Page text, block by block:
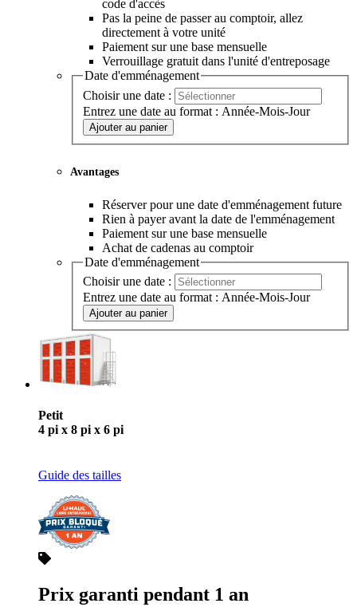
code d'accès
Pas la peine de passer au comptoir, allez
directement à votre unité
Paiement sur une base mensuelle
Verrouillage gratuit dans l'unité d'entreposage
Date d'emménagement
Choisir une date :
Entrez une date au format : Année-Mois-Jour
Ajouter au panier
Avantages
Réserver pour une date d'emménagement future
Rien à payer avant la date de l'emménagement
Paiement sur une base mensuelle
Achat de cadenas au comptoir
Date d'emménagement
Choisir une date :
Entrez une date au format : Année-Mois-Jour
Ajouter au panier
Petit
4 pi x 8 pi x 6 pi
Guide des tailles
Prix garanti pendant 1 an